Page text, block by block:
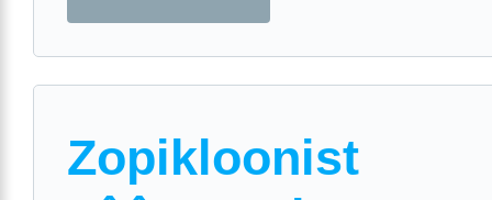
Zopikloonist